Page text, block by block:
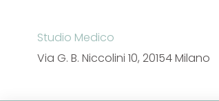
Studio Medico
Via G. B. Niccolini 10, 20154 Milano